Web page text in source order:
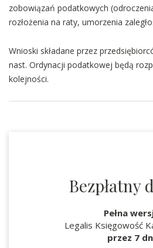
zobowiązań podatkowych
rozłożenia na raty, umorzenia
Wnioski składane przez
nast. Ordynacji podatkowej będą
kolejności.
Bezpłatny
Pełna
Legalis Księgowość
przez 7